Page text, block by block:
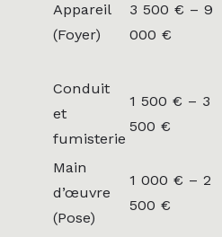
Appareil
(Foyer)
3 500 € – 9
000 €
Conduit
et
fumisterie
1 500 € – 3
500 €
Main
d’œuvre
(Pose)
1 000 € – 2
500 €